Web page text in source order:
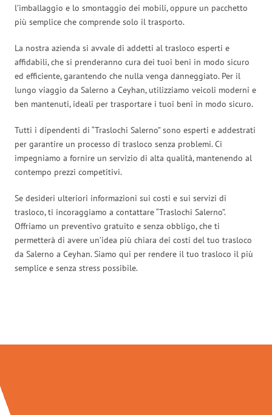
l’imballaggio e lo smontaggio dei mobili, oppure un pacchetto
più semplice che comprende solo il trasporto.
La nostra azienda si avvale di addetti al trasloco esperti e
affidabili, che si prenderanno cura dei tuoi beni in modo sicuro
ed efficiente, garantendo che nulla venga danneggiato. Per il
lungo viaggio da Salerno a Ceyhan, utilizziamo veicoli moderni e
ben mantenuti, ideali per trasportare i tuoi beni in modo sicuro.
Tutti i dipendenti di “Traslochi Salerno” sono esperti e addestrati
per garantire un processo di trasloco senza problemi. Ci
impegniamo a fornire un servizio di alta qualità, mantenendo al
contempo prezzi competitivi.
Se desideri ulteriori informazioni sui costi e sui servizi di
trasloco, ti incoraggiamo a contattare “Traslochi Salerno”.
Offriamo un preventivo gratuito e senza obbligo, che ti
permetterà di avere un’idea più chiara dei costi del tuo trasloco
da Salerno a Ceyhan. Siamo qui per rendere il tuo trasloco il più
semplice e senza stress possibile.